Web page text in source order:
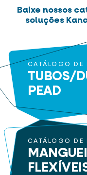
Baixe nossos
soluções
CATÁLOGO DE
TUBOS/
PEAD
CATÁLOGO DE